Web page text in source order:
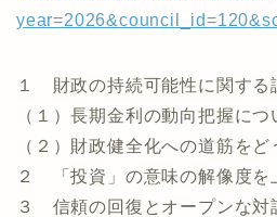
１ 財政の持続可能性に関する
（１）長期金利の動向把握につ
（２）財政健全化への道筋を
２ 「投資」の意味の解像度を
３ 信頼の回復とオープンな対